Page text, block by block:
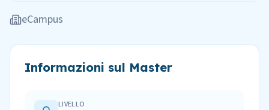
eCampus
Informazioni sul Master
LIVELLO